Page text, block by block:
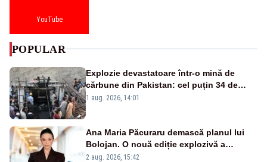
YouTube
POPULAR
Explozie devastatoare într-o mină de
cărbune din Pakistan: cel puțin 34 de
morți - VIDEO
1 aug. 2026, 14:01
Ana Maria Păcuraru demască planul lui
Bolojan. O nouă ediție explozivă a
emisiunii „Miza Zilei” la Realitatea PLUS
2 aug. 2026, 15:42